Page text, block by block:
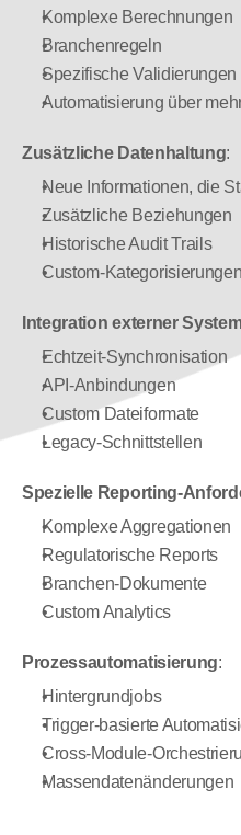
Komplexe Berechnungen
Branchenregeln
Spezifische Validierungen
Automatisierung über
Zusätzliche Datenhaltung:
Neue Informationen, die
Zusätzliche Beziehungen
Historische Audit Trails
Custom-Kategorisierungen
Integration externer
Echtzeit-Synchronisation
API-Anbindungen
Custom Dateiformate
Legacy-Schnittstellen
Spezielle Reporting-
Komplexe Aggregationen
Regulatorische Reports
Branchen-Dokumente
Custom Analytics
Prozessautomatisierung:
Hintergrundjobs
Trigger-basierte
Cross-Module-
Massendatenänderungen